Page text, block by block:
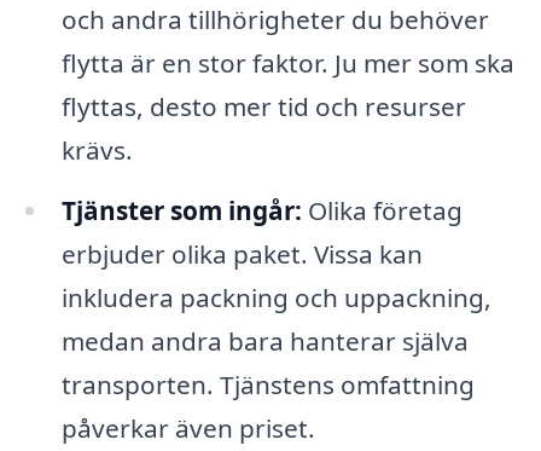
och andra tillhörigheter du behöver
flytta är en stor faktor. Ju mer som ska
flyttas, desto mer tid och resurser
krävs.
Tjänster som ingår: Olika företag
erbjuder olika paket. Vissa kan
inkludera packning och uppackning,
medan andra bara hanterar själva
transporten. Tjänstens omfattning
påverkar även priset.